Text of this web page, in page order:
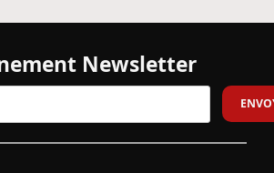
Newsletter